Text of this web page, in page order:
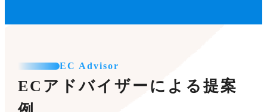
EC Advisor
ECアドバイザーによる提案